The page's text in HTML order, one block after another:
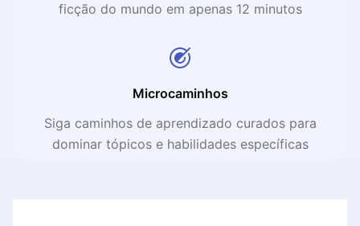
ficção do mundo em apenas 12 minutos
Microcaminhos
Siga caminhos de aprendizado curados para
dominar tópicos e habilidades específicas